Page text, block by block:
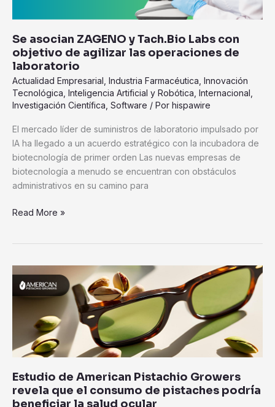
Se asocian ZAGENO y Tach.Bio Labs con
objetivo de agilizar las operaciones de
laboratorio
Actualidad Empresarial Industria Farmacéutica Innovación
Tecnológica Inteligencia Artificial y Robótica Internacional
Investigación Científica Software / Por hispawire
El mercado líder de suministros de laboratorio impulsado por
IA ha llegado a un acuerdo estratégico con la incubadora de
biotecnología de primer orden Las nuevas empresas de
biotecnología a menudo se encuentran con obstáculos
administrativos en su camino para
laboratorio
Read More »
Estudio de American Pistachio Growers
revela que el consumo de pistaches podría
beneficiar la salud ocular
de
American
Pistachio
Growers
revela
que
el
consumo
de